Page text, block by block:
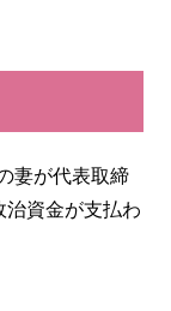
妻が代表取締
治資金が支払わ